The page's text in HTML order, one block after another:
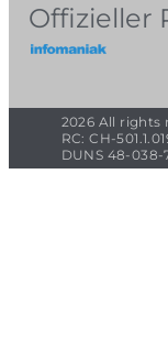
Offizieller
2026 All rights
RC: CH-
DUNS 48-038-